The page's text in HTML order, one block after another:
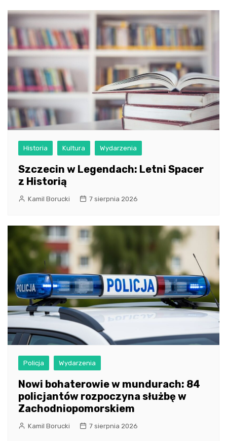
Historia Kultura Wydarzenia
Szczecin w Legendach: Letni Spacer
z Historią
Kamil Borucki 7 sierpnia 2026
Policja Wydarzenia
Nowi bohaterowie w mundurach: 84
policjantów rozpoczyna służbę w
Zachodniopomorskiem
Kamil Borucki 7 sierpnia 2026